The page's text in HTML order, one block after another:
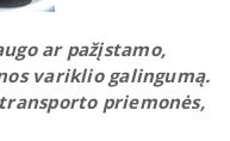
ar pažįstamo,
variklio galingumą.
priemonės,